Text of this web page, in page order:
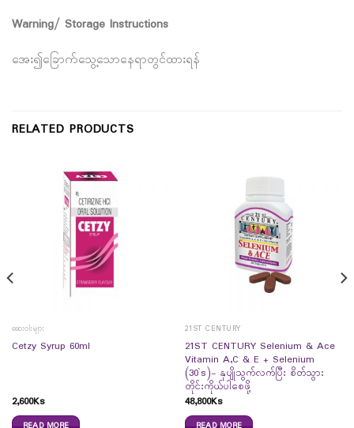
Warning/ Storage Instructions
အေး၍ခြောက်သွေ့သောနေရာတွင်ထားရန်
RELATED PRODUCTS
ဆေးဝါးများ
Cetzy Syrup 60ml
2,600Ks
21ST CENTURY
21ST CENTURY Selenium & Ace
Vitamin A,C & E + Selenium
(30`s)- နုပျိုသွက်လက်ပြီး စိတ်သွား
တိုင်းကိုယ်ပါစေဖို့
48,800Ks